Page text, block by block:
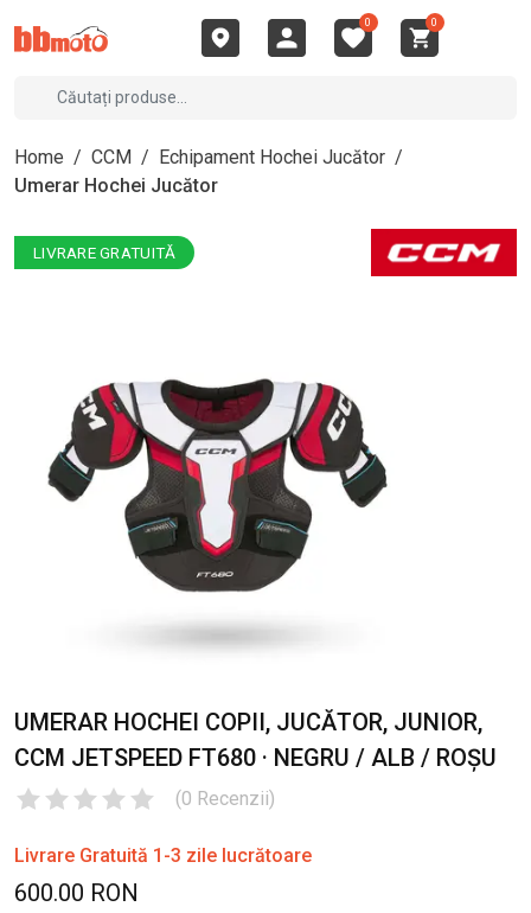
0 0
Home / CCM / Echipament Hochei Jucător /
Umerar Hochei Jucător
LIVRARE GRATUITĂ
UMERAR HOCHEI COPII, JUCĂTOR, JUNIOR,
CCM JETSPEED FT680 · NEGRU / ALB / ROȘU
(0 Recenzii)
Livrare Gratuită 1-3 zile lucrătoare
600.00 RON